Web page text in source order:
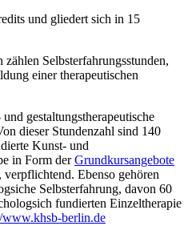
und gliedert sich in 15
Selbsterfahrungsstunden,
einer therapeutischen
gestaltungstherapeutische
dieser Stundenzahl sind 140
Kunst- und
in Form derGrundkursangebote
Ebenso gehören
Selbsterfahrung, davon 60
fundierten Einzeltherapie
www.khsb-berlin.de